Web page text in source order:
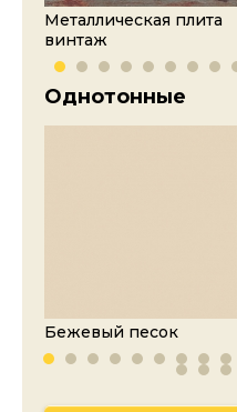
Металлическая плита
винтаж
Однотонные
Бежевый песок